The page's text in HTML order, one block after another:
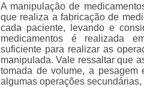
A manipulação de
que realiza a fabricação de
cada paciente, levando e
medicamentos é realizada
suficiente para realizar as
manipulada. Vale ressaltar que
tomada de volume, a pesagem
algumas operações